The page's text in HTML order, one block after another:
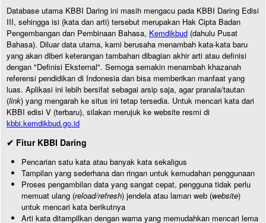
Database utama KBBI Daring ini masih mengacu pada KBBI Daring Edisi
III, sehingga isi (kata dan arti) tersebut merupakan Hak Cipta Badan
Pengembangan dan Pembinaan Bahasa, Kemdikbud (dahulu Pusat
Bahasa). Diluar data utama, kami berusaha menambah kata-kata baru
yang akan diberi keterangan tambahan dibagian akhir arti atau definisi
dengan "Definisi Eksternal". Semoga semakin menambah khazanah
referensi pendidikan di Indonesia dan bisa memberikan manfaat yang
luas. Aplikasi ini lebih bersifat sebagai arsip saja, agar pranala/tautan
(link) yang mengarah ke situs ini tetap tersedia. Untuk mencari kata dari
KBBI edisi V (terbaru), silakan merujuk ke website resmi di
kbbi.kemdikbud.go.id
✔ Fitur KBBI Daring
Pencarian satu kata atau banyak kata sekaligus
Tampilan yang sederhana dan ringan untuk kemudahan penggunaan
Proses pengambilan data yang sangat cepat, pengguna tidak perlu
memuat ulang (reload/refresh) jendela atau laman web (website)
untuk mencari kata berikutnya
Arti kata ditampilkan dengan warna yang memudahkan mencari lema